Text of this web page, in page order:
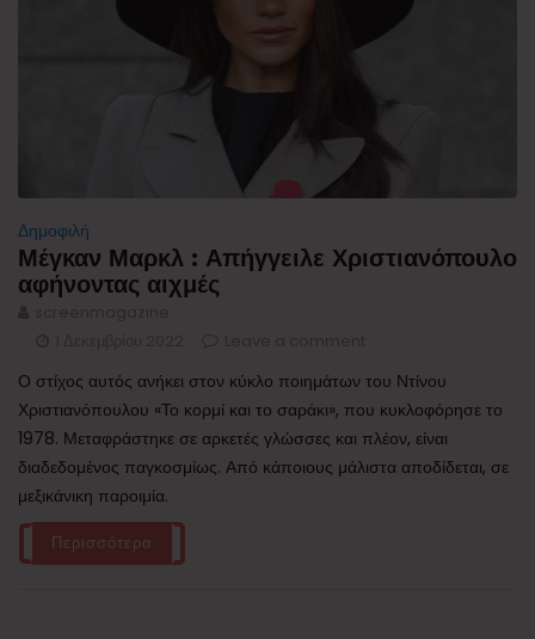
Δημοφιλή
Μέγκαν Μαρκλ : Απήγγειλε Χριστιανόπουλο
αφήνοντας αιχμές
Ο στίχος αυτός ανήκει στον κύκλο ποιημάτων του Ντίνου
Χριστιανόπουλου «Το κορμί και το σαράκι», που κυκλοφόρησε το
1978. Μεταφράστηκε σε αρκετές γλώσσες και πλέον, είναι
διαδεδομένος παγκοσμίως. Από κάποιους μάλιστα αποδίδεται, σε
μεξικάνικη παροιμία.
Περισσότερα